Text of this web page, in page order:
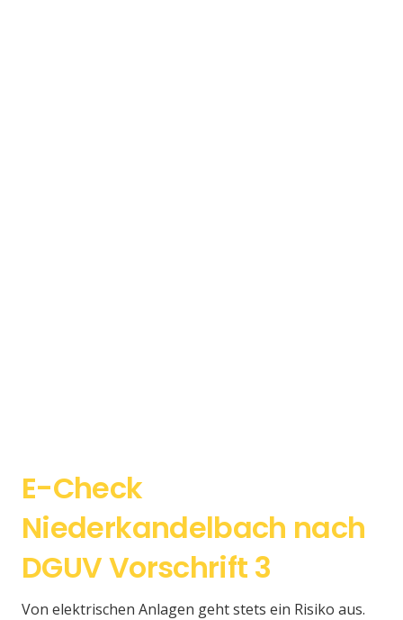
E-Check
Niederkandelbach nach
DGUV Vorschrift 3
Von elektrischen Anlagen geht stets ein Risiko aus.